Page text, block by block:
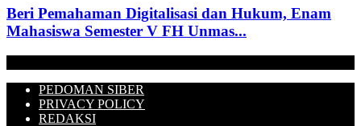
Beri Pemahaman Digitalisasi dan Hukum, Enam
Mahasiswa Semester V FH Unmas...
PEDOMAN SIBER
PRIVACY POLICY
REDAKSI